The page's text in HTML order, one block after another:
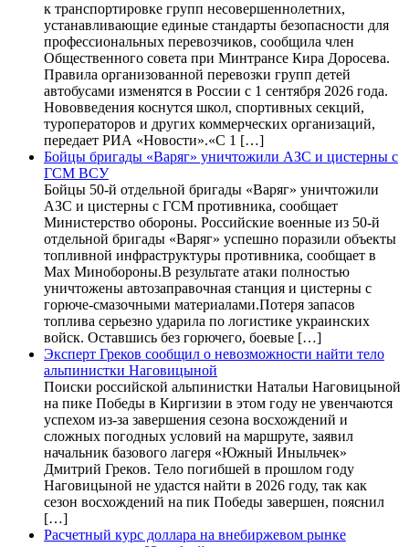
к транспортировке групп несовершеннолетних,
устанавливающие единые стандарты безопасности для
профессиональных перевозчиков, сообщила член
Общественного совета при Минтрансе Кира Доросева.
Правила организованной перевозки групп детей
автобусами изменятся в России с 1 сентября 2026 года.
Нововведения коснутся школ, спортивных секций,
туроператоров и других коммерческих организаций,
передает РИА «Новости».«С 1 […]
Бойцы бригады «Варяг» уничтожили АЗС и цистерны с
ГСМ ВСУ
Бойцы 50-й отдельной бригады «Варяг» уничтожили
АЗС и цистерны с ГСМ противника, сообщает
Министерство обороны. Российские военные из 50-й
отдельной бригады «Варяг» успешно поразили объекты
топливной инфраструктуры противника, сообщает в
Max Минобороны.В результате атаки полностью
уничтожены автозаправочная станция и цистерны с
горюче-смазочными материалами.Потеря запасов
топлива серьезно ударила по логистике украинских
войск. Оставшись без горючего, боевые […]
Эксперт Греков сообщил о невозможности найти тело
альпинистки Наговицыной
Поиски российской альпинистки Натальи Наговицыной
на пике Победы в Киргизии в этом году не увенчаются
успехом из-за завершения сезона восхождений и
сложных погодных условий на маршруте, заявил
начальник базового лагеря «Южный Иныльчек»
Дмитрий Греков. Тело погибшей в прошлом году
Наговицыной не удастся найти в 2026 году, так как
сезон восхождений на пик Победы завершен, пояснил
[…]
Расчетный курс доллара на внебиржевом рынке